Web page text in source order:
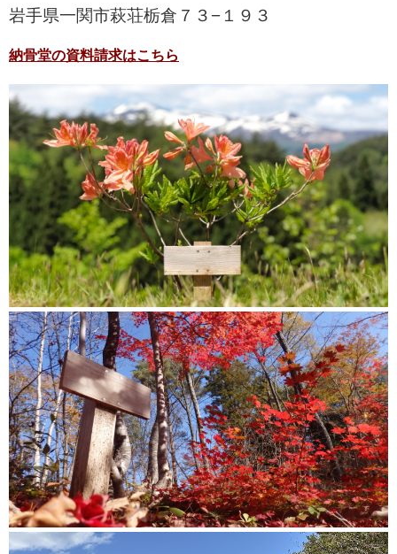
岩手県一関市萩荘栃倉７３−１９３
納骨堂の資料請求はこちら